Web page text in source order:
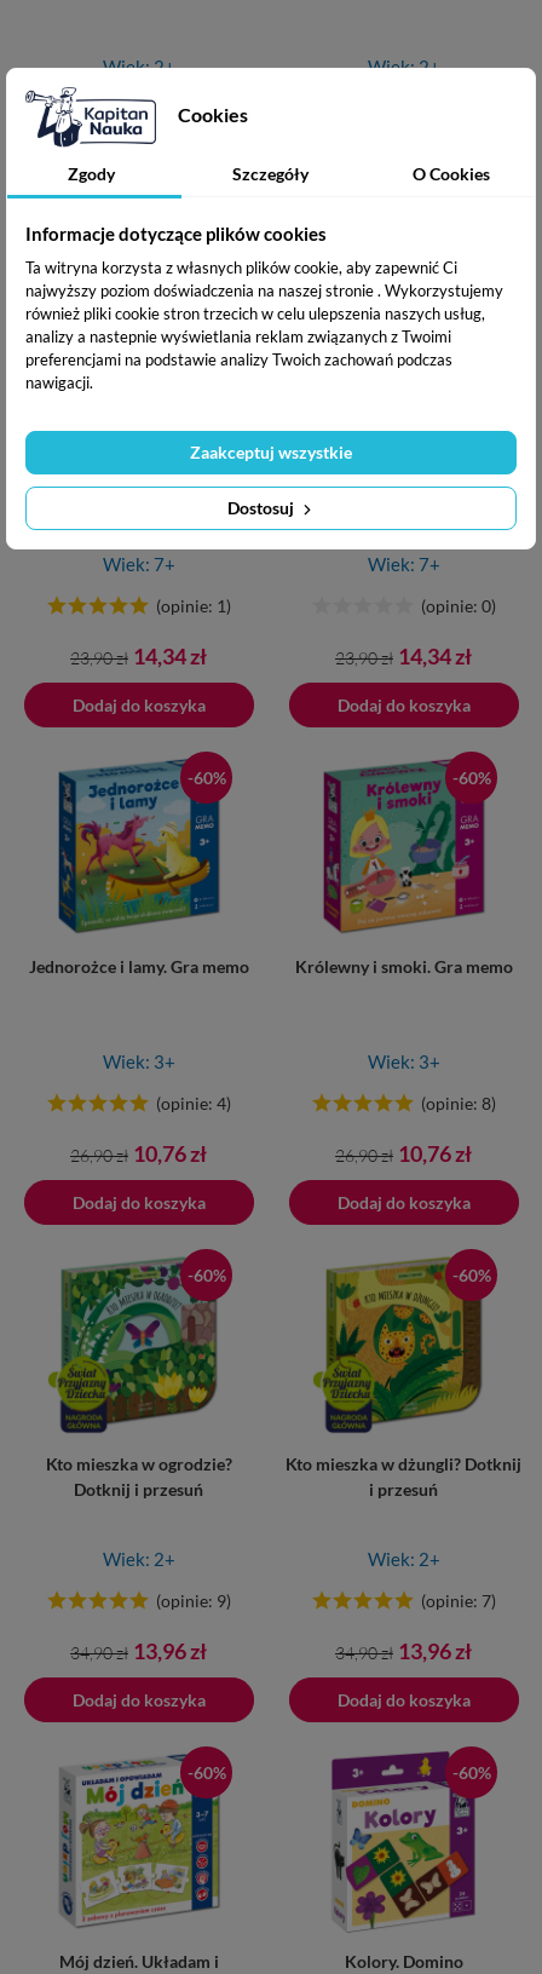
Wiek: 2+
(opinie: 1)
podstawowa
Wiek: 2+
podstawowa
-40%
(miękka okładka)
Wiek: 7+
(opinie: 1)
Cena
podstawowa
23,90 zł Cena
14,34 zł
Dodaj do koszyka
-40%
(miękka okładka)
Wiek: 7+
(opinie: 0)
Cena
podstawowa
23,90 zł Cena
14,34 zł
Dodaj do koszyka
Dodano do koszyka
-60%
Jednorożce i lamy. Gra memo
Wiek: 3+
(opinie: 4)
Cena
podstawowa
26,90 zł Cena
10,76 zł
Dodaj do koszyka
-60%
Królewny i smoki. Gra memo
Wiek: 3+
(opinie: 8)
Cena
podstawowa
26,90 zł Cena
10,76 zł
Dodaj do koszyka
Dodano do koszyka
-60%
Kto mieszka w ogrodzie?
Dotknij i przesuń
Wiek: 2+
(opinie: 9)
Cena
podstawowa
34,90 zł Cena
13,96 zł
Dodaj do koszyka
-60%
Kto mieszka w dżungli? Dotknij
i przesuń
Wiek: 2+
(opinie: 7)
Cena
podstawowa
34,90 zł Cena
13,96 zł
Dodaj do koszyka
Dodano do koszyka
-60%
Mój dzień. Układam i
-60%
Kolory. Domino
Cookies
Zgody Szczegóły O Cookies
Informacje dotyczące plików cookies
Ta witryna korzysta z własnych plików cookie, aby zapewnić Ci
najwyższy poziom doświadczenia na naszej stronie . Wykorzystujemy
również pliki cookie stron trzecich w celu ulepszenia naszych usług,
analizy a nastepnie wyświetlania reklam związanych z Twoimi
preferencjami na podstawie analizy Twoich zachowań podczas
nawigacji.
Dostosuj
Zaakceptuj wszystkie